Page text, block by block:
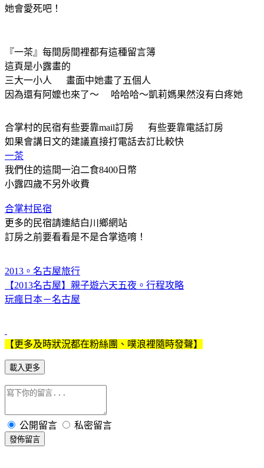
她會愛死吧！
『一茶』每間房間裡都有這種留言簿
這頁是小露畫的
三大一小人 畫面中她畫了五個人
因為還有阿嬤也來了～ 哈哈哈～凱莉媽果然沒有白疼她
合掌村的民宿有些要靠mail訂房 有些要靠電話訂房
如果會講日文的建議直接打電話去訂比較快
一茶
我們住的這間一泊二食8400日幣
小露四歲不另外收費
合掌村民宿
更多的民宿請連結白川鄉網站
訂房之前要看看是不是合掌造唷！
2013。名古屋旅行
【2013名古屋】親子遊六天五夜。行程攻略
玩瘋日本－名古屋
【更多及時狀況都在粉絲團、噗浪裡隨時發聲】
載入更多
公開留言 私密留言
發佈留言